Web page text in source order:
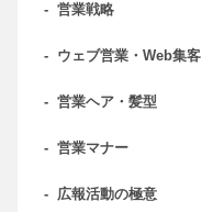
- 営業戦略
- ウェブ営業・Web集客
- 営業ヘア・髪型
- 営業マナー
- 広報活動の極意